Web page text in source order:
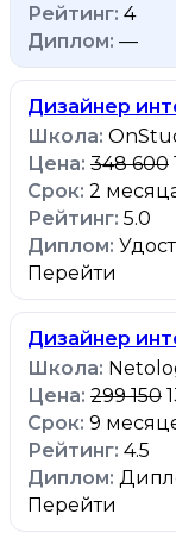
4
—
Дизайнер
348 600
2
5.0
Перейти
Дизайнер
299 150
9
4.5
Перейти